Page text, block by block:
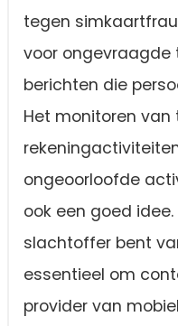
tegen
voor ongevraagde
berichten die
Het monitoren van
ongeoorloofde
ook een goed
slachtoffer bent
essentieel om
provider van